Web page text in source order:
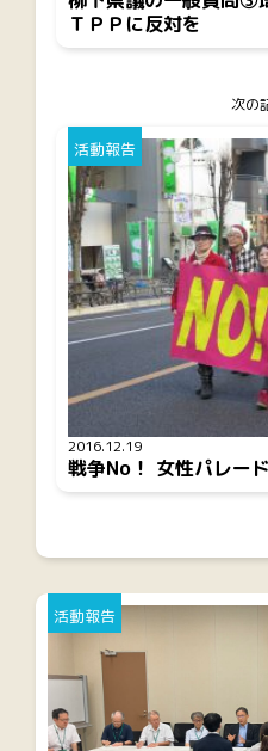
ＴＰＰに反対を
2016.12.19
活動報告
戦争No！ 女性パレー
次の
活動報告